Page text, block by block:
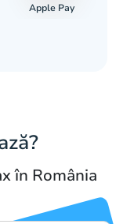
Apple Pay
în România